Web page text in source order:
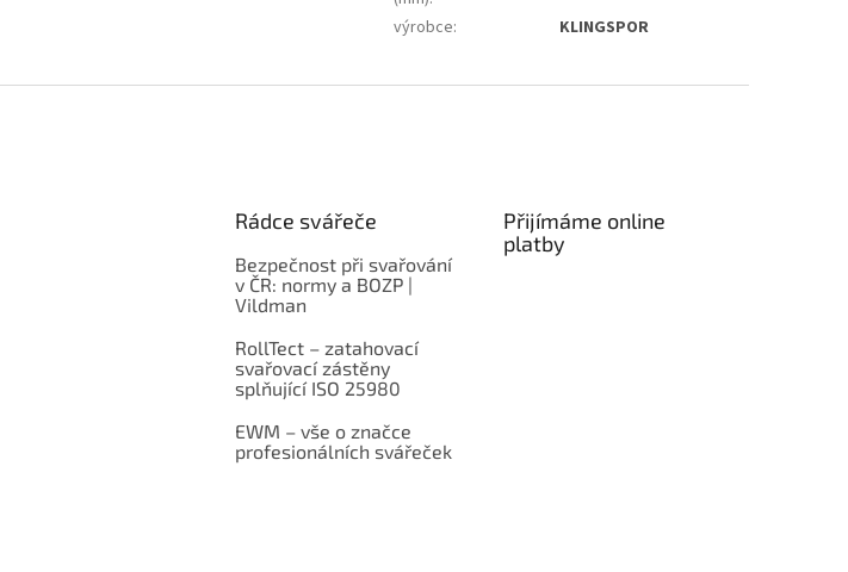
výrobce: KLINGSPOR
Rádce svářeče
Bezpečnost při svařování
v ČR: normy a BOZP |
Vildman
RollTect – zatahovací
svařovací zástěny
splňující ISO 25980
EWM – vše o značce
profesionálních svářeček
Přijímáme online
platby